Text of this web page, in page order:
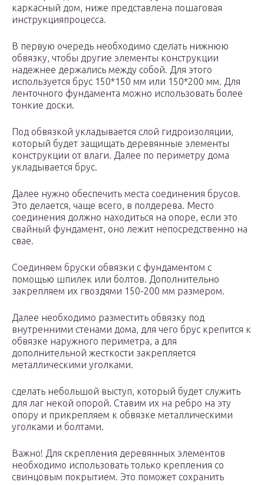
каркасный дом, ниже представлена пошаговая
инструкцияпроцесса.
В первую очередь необходимо сделать нижнюю
обвязку, чтобы другие элементы конструкции
надежнее держались между собой. Для этого
используется брус 150*150 мм или 150*200 мм. Для
ленточного фундамента можно использовать более
тонкие доски.
Под обвязкой укладывается слой гидроизоляции,
который будет защищать деревянные элементы
конструкции от влаги. Далее по периметру дома
укладывается брус.
Далее нужно обеспечить места соединения брусов.
Это делается, чаще всего, в полдерева. Место
соединения должно находиться на опоре, если это
свайный фундамент, оно лежит непосредственно на
свае.
Соединяем бруски обвязки с фундаментом с
помощью шпилек или болтов. Дополнительно
закрепляем их гвоздями 150-200 мм размером.
Далее необходимо разместить обвязку под
внутренними стенами дома, для чего брус крепится к
обвязке наружного периметра, а для
дополнительной жесткости закрепляется
металлическими уголками.
сделать небольшой выступ, который будет служить
для лаг некой опорой. Ставим их на ребро на эту
опору и прикрепляем к обвязке металлическими
уголками и болтами.
Важно! Для скрепления деревянных элементов
необходимо использовать только крепления со
свинцовым покрытием. Это поможет сохранить